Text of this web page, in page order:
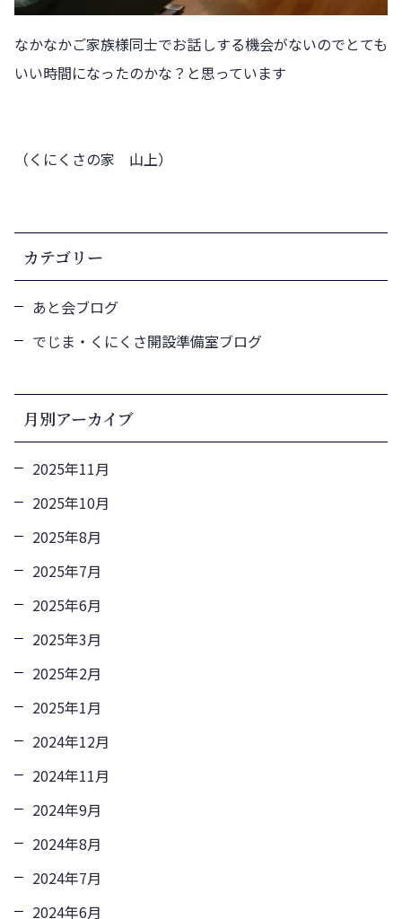
なかなかご家族様同士でお話しする機会がないのでとても
いい時間になったのかな？と思っています
（くにくさの家 山上）
カテゴリー
あと会ブログ
でじま・くにくさ開設準備室ブログ
月別アーカイブ
2025年11月
2025年10月
2025年8月
2025年7月
2025年6月
2025年3月
2025年2月
2025年1月
2024年12月
2024年11月
2024年9月
2024年8月
2024年7月
2024年6月